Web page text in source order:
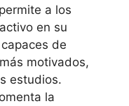
a los
en su
de
motivados,
estudios.
la